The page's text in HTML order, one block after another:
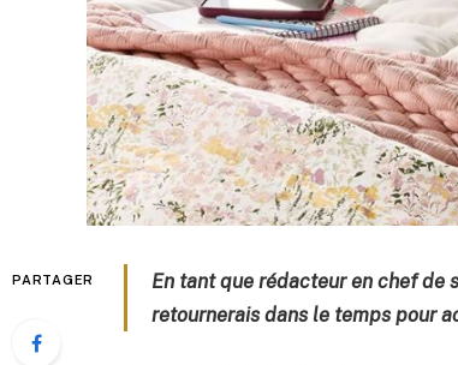
PARTAGER
En tant que rédacteur en chef de
retournerais dans le temps pour